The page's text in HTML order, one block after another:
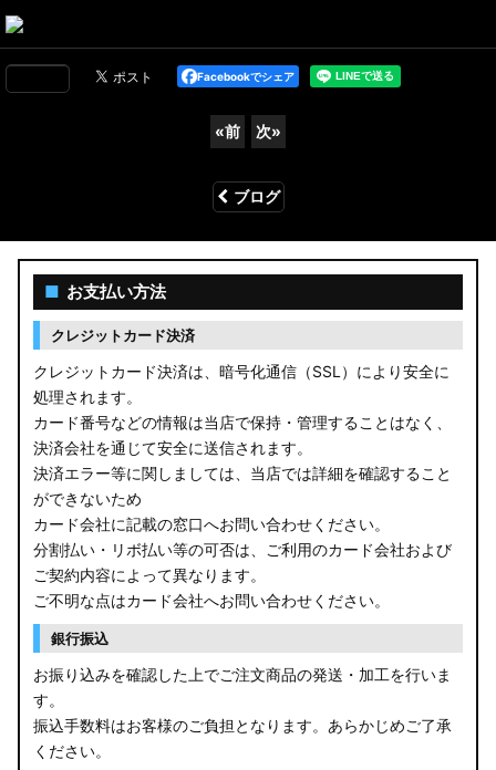
Facebookでシェア
«前 次»
ブログ
■ お支払い方法
クレジットカード決済
クレジットカード決済は、暗号化通信（SSL）により安全に
処理されます。
カード番号などの情報は当店で保持・管理することはなく、
決済会社を通じて安全に送信されます。
決済エラー等に関しましては、当店では詳細を確認すること
ができないため
カード会社に記載の窓口へお問い合わせください。
分割払い・リボ払い等の可否は、ご利用のカード会社および
ご契約内容によって異なります。
ご不明な点はカード会社へお問い合わせください。
銀行振込
お振り込みを確認した上でご注文商品の発送・加工を行いま
す。
振込手数料はお客様のご負担となります。あらかじめご了承
ください。